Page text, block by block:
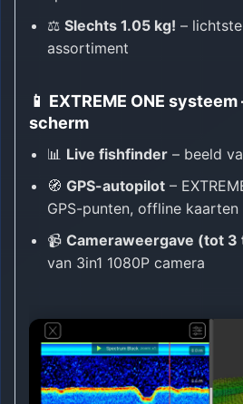
⚖️ Slechts 1.05 kg! –
assortiment
📱 EXTREME ONE
scherm
📊 Live fishfinder – beeld
🧭 GPS-autopilot –
GPS-punten, offline kaarten
📹 Cameraweergave (tot 3
van 3in1 1080P camera